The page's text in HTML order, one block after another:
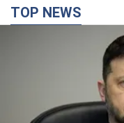
TOP NEWS